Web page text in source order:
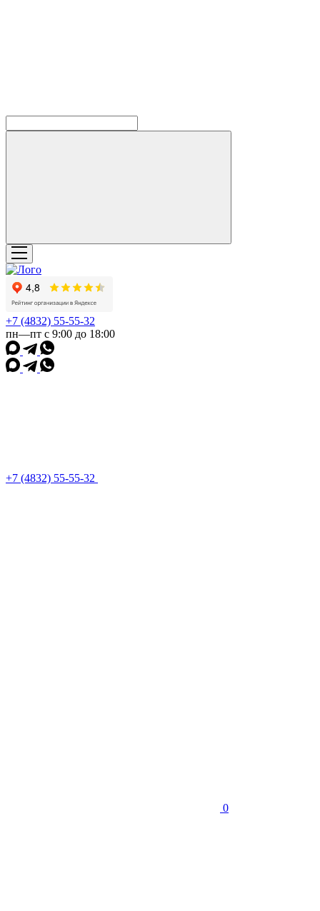
+7 (4832) 55-55-32
пн—пт с 9:00 до 18:00
+7 (4832) 55-55-32
0